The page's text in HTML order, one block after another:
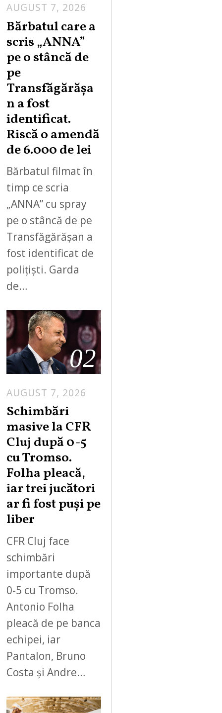
AUGUST 7, 2026
Bărbatul care a
scris „ANNA”
pe o stâncă de
pe
Transfăgărășa
n a fost
identificat.
Riscă o amendă
de 6.000 de lei
Bărbatul filmat în
timp ce scria
„ANNA” cu spray
pe o stâncă de pe
Transfăgărășan a
fost identificat de
polițiști. Garda
de…
02
AUGUST 7, 2026
Schimbări
masive la CFR
Cluj după 0-5
cu Tromso.
Folha pleacă,
iar trei jucători
ar fi fost puși pe
liber
CFR Cluj face
schimbări
importante după
0-5 cu Tromso.
Antonio Folha
pleacă de pe banca
echipei, iar
Pantalon, Bruno
Costa și Andre…